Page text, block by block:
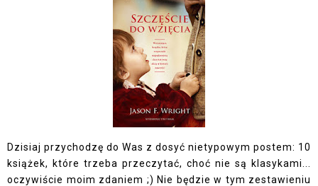
Dzisiaj przychodzę do Was z dosyć nietypowym postem: 10
książek, które trzeba przeczytać, choć nie są klasykami...
oczywiście moim zdaniem ;) Nie będzie w tym zestawieniu